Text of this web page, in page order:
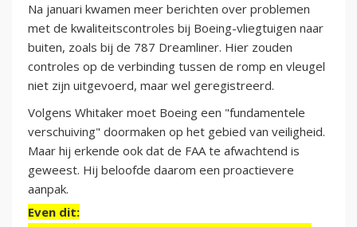
Na januari kwamen meer berichten over problemen
met de kwaliteitscontroles bij Boeing-vliegtuigen naar
buiten, zoals bij de 787 Dreamliner. Hier zouden
controles op de verbinding tussen de romp en vleugel
niet zijn uitgevoerd, maar wel geregistreerd.
Volgens Whitaker moet Boeing een "fundamentele
verschuiving" doormaken op het gebied van veiligheid.
Maar hij erkende ook dat de FAA te afwachtend is
geweest. Hij beloofde daarom een proactievere
aanpak.
Even dit: